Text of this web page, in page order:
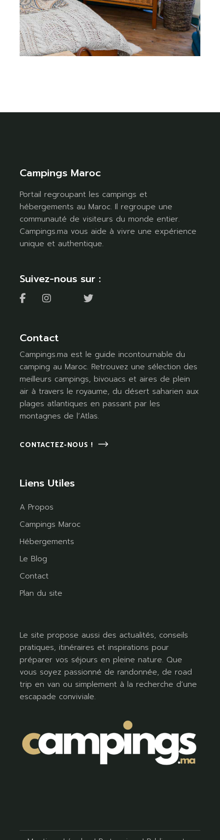
Campings Maroc
Portail regroupant les campings et
hébergements au Maroc. Il regroupe une
communauté de visiteurs du monde entier.
Campings.ma vous aide à vivre une expérience
unique et authentique.
Suivez-nous sur :
Contact
Campings.ma est le guide incontournable du
camping au Maroc. Retrouvez une sélection des
meilleurs campings, bivouacs et aires de plein
air à travers le royaume, du désert saharien aux
plages atlantiques en passant par les
montagnes de l’Atlas.
CONTACTEZ-NOUS !
Liens Utiles
A Propos
Campings Maroc
Hébergements
Le Blog
Contact
Plan du site
Le site propose aussi des actualités, conseils
pratiques, itinéraires et inspirations pour
préparer vos séjours en pleine nature. Que
vous soyez passionné de randonnée, de road
trip en van ou simplement à la recherche d’une
escapade conviviale.